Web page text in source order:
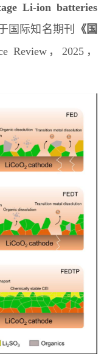
Li-ion batteries
国际知名期刊
《国
Review， 2025 ，